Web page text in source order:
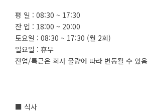
평 일 : 08:30 ~ 17:30
잔 업 : 18:00 ~ 20:00
토요일 : 08:30 ~ 17:30 (월 2회)
일요일 : 휴무
잔업/특근은 회사 물량에 따라 변동될 수 있음
■ 식사